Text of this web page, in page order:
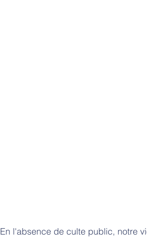
En l'absence de culte public, notre